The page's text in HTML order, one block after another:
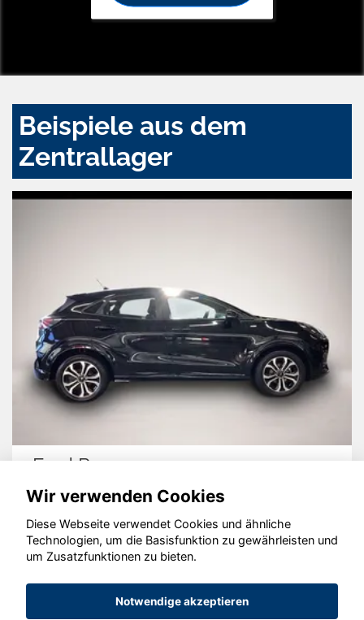
Beispiele aus dem
Zentrallager
Ford Puma
© konjunkturmotor.de GmbH 2020 - 2026
Wir verwenden Cookies
Diese Webseite verwendet Cookies und ähnliche
Technologien, um die Basisfunktion zu gewährleisten und
um Zusatzfunktionen zu bieten.
Notwendige akzeptieren